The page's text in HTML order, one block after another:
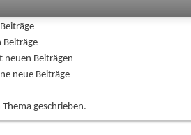
Beiträge
neuen Beiträgen
neue Beiträge
geschrieben.